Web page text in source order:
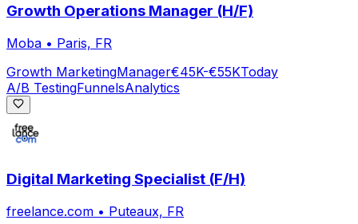
Growth Operations Manager (H/F)
Moba • Paris, FR
Growth MarketingManager€45K-€55KToday
A/B TestingFunnelsAnalytics
Digital Marketing Specialist (F/H)
freelance.com • Puteaux, FR